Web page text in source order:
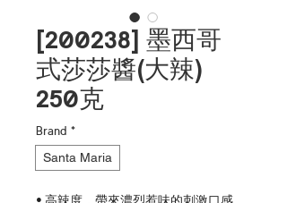
[200238] 墨西哥
式 莎莎醬(大辣)
250克
Brand *
Santa Maria